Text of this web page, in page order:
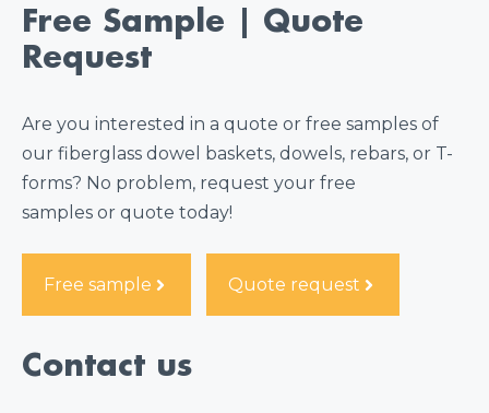
Free Sample | Quote
Request
Are you interested in a quote or free samples of
our fiberglass dowel baskets, dowels, rebars, or T-
forms? No problem, request your free
samples or quote today!
Free sample Quote request
Contact us